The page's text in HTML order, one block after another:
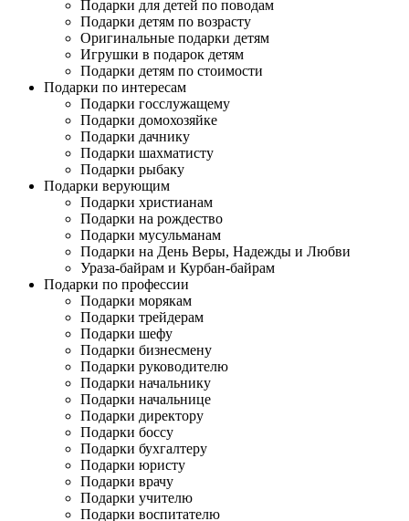
Подарки для детей по поводам
Подарки детям по возрасту
Оригинальные подарки детям
Игрушки в подарок детям
Подарки детям по стоимости
Подарки по интересам
Подарки госслужащему
Подарки домохозяйке
Подарки дачнику
Подарки шахматисту
Подарки рыбаку
Подарки верующим
Подарки христианам
Подарки на рождество
Подарки мусульманам
Подарки на День Веры, Надежды и Любви
Ураза-байрам и Курбан-байрам
Подарки по профессии
Подарки морякам
Подарки трейдерам
Подарки шефу
Подарки бизнесмену
Подарки руководителю
Подарки начальнику
Подарки начальнице
Подарки директору
Подарки боссу
Подарки бухгалтеру
Подарки юристу
Подарки врачу
Подарки учителю
Подарки воспитателю